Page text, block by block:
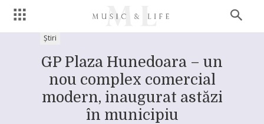
Știri
GP Plaza Hunedoara – un
nou complex comercial
modern, inaugurat astăzi
în municipiu